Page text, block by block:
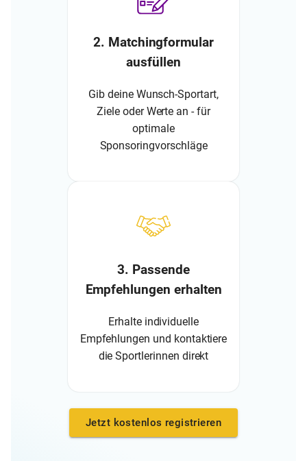
2. Matchingformular
ausfüllen
Gib deine Wunsch-Sportart,
Ziele oder Werte an - für
optimale
Sponsoringvorschläge
3. Passende
Empfehlungen erhalten
Erhalte individuelle
Empfehlungen und kontaktiere
die Sportlerinnen direkt
Jetzt kostenlos registrieren